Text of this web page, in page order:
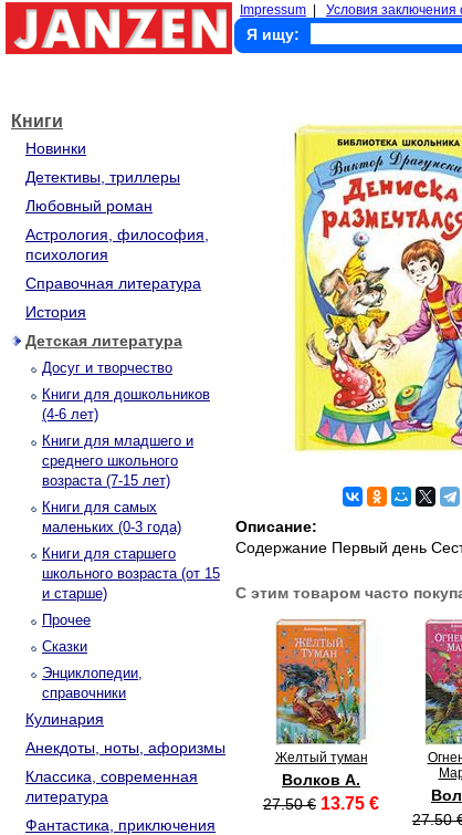
Impressum Условия заключения
Я ищу:
Книги
Новинки
Детективы, триллеры
Любовный роман
Астрология, философия,
психология
Справочная литература
История
Детская литература
Досуг и творчество
Книги для дошкольников
(4-6 лет)
Книги для младшего и
среднего школьного
возраста (7-15 лет)
Книги для самых
маленьких (0-3 года)
Книги для старшего
школьного возраста (от 15
и старше)
Прочее
Сказки
Энциклопедии,
справочники
Кулинария
Анекдоты, ноты, афоризмы
Классика, современная
литература
Фантастика, приключения
Описание:
Содержание Первый день
С этим товаром часто
Желтый туман
Волков А.
27.50 € 13.75 €
27.50